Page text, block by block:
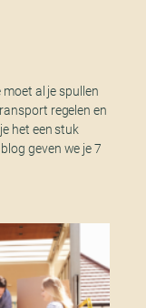
al je spullen
regelen en
het een stuk
geven we je 7